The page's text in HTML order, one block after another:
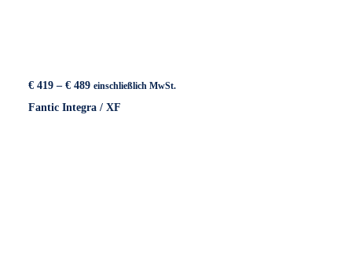
€ 419 – € 489Preisspanne:
bis
einschließlich MwSt.
Fantic Integra / XF